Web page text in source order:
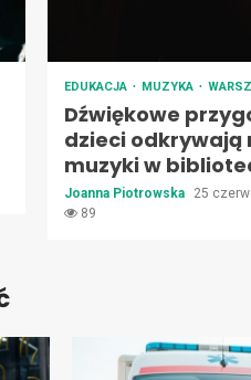
EDUKACJA MUZYKA
Dźwiękowe
dzieci odkrywają
muzyki w
Joanna Piotrowska
25
89